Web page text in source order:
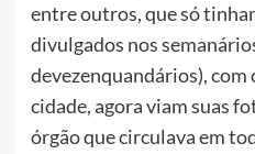
entre outros, que só
divulgados nos
devezenquandários),
cidade, agora viam suas
órgão que circulava em